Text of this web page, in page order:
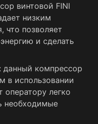
винтовой FINI
низким
что позволяет
и сделать
данный компрессор
в использовании
оператору легко
необходимые